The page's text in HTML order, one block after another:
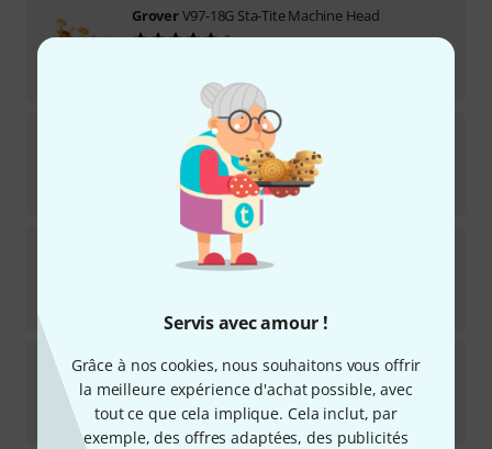
Servis avec amour !
Grâce à nos cookies, nous souhaitons vous offrir
la meilleure expérience d'achat possible, avec
tout ce que cela implique. Cela inclut, par
exemple, des offres adaptées, des publicités
GroverV97-18G Sta-Tite Machine Head
3
H97-18N Sta-Tite Machine Head
7
Disponible immédiatement
V97N Sta-Tite Machine Head
10
€
Harley Benton Parts Machine Head Open 3/3
Disponible immédiatement
18,90 €